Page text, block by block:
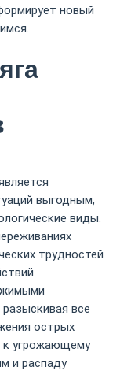
новый
выгодным,
виды.
трудностей
все
острых
к угрожающему
и распаду